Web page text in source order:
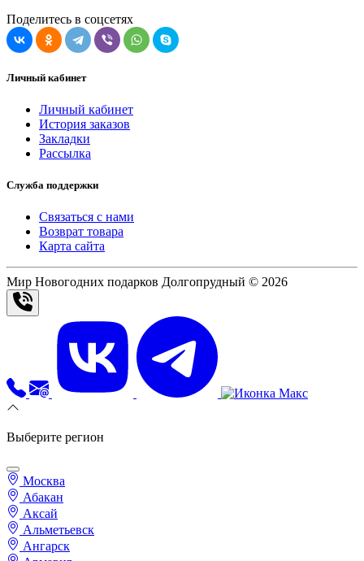
Поделитесь в соцсетях
Личный кабинет
Личный кабинет
История заказов
Закладки
Рассылка
Служба поддержки
Связаться с нами
Возврат товара
Карта сайта
Мир Новогодних подарков Долгопрудный © 2026
Выберите регион
Москва
Абакан
Аксай
Альметьевск
Ангарск